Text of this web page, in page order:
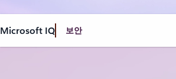
Microsoft IQ 보안